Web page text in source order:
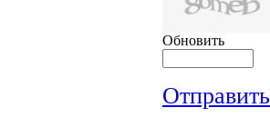
Обновить
Отправить